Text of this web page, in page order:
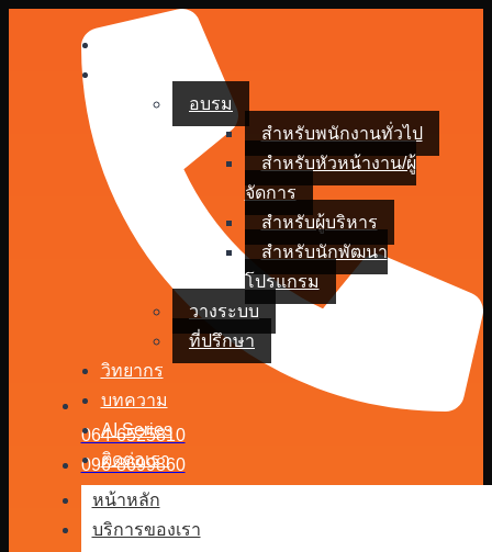
064-6525810
096-8699860
อบรม
สำหรับพนักงานทั่วไป
สำหรับหัวหน้างาน/ผู้
จัดการ
สำหรับผู้บริหาร
สำหรับนักพัฒนา
โปรแกรม
วางระบบ
ที่ปรึกษา
วิทยากร
บทความ
AI Series
ติดต่อเรา
หน้าหลัก
บริการของเรา